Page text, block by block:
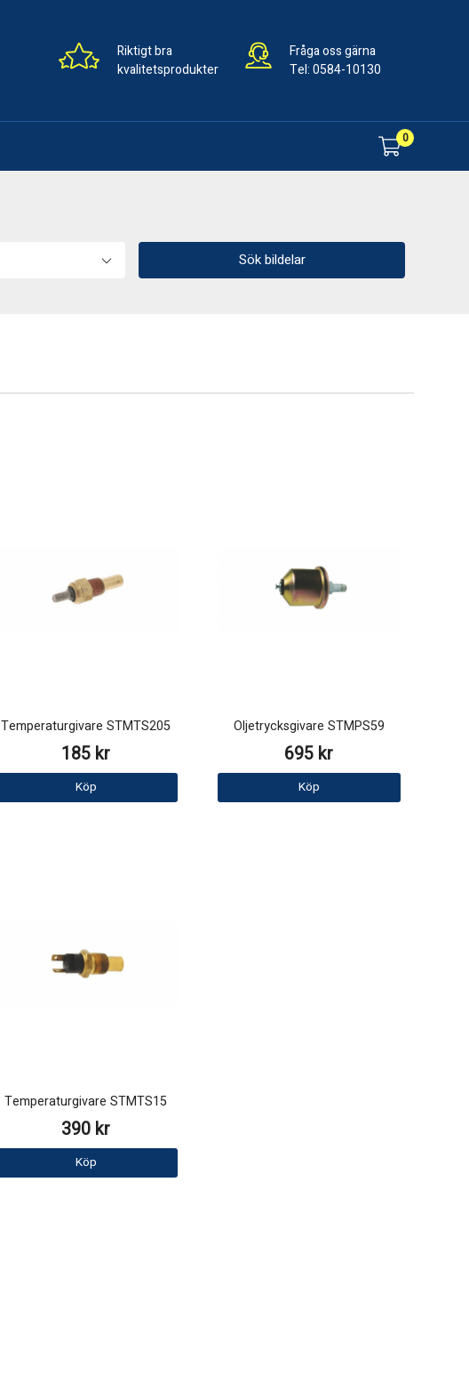
Riktigt bra
kvalitetsprodukter
Fråga oss gärna
Tel:0584-10130
0
Sök bildelar
Temperaturgivare STMTS205
185 kr
Köp
Oljetrycksgivare STMPS59
695 kr
Köp
Temperaturgivare STMTS15
390 kr
Köp